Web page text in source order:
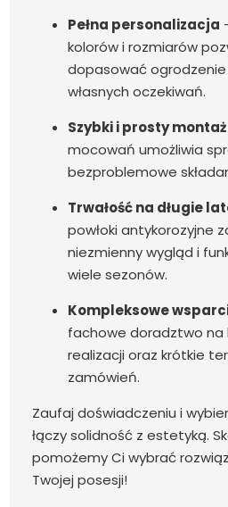
Pełna personalizacja
kolorów i rozmiarów
dopasować
własnych oczekiwań.
Szybki i prosty montaż
mocowań umożliwia
bezproblemowe
Trwałość na długie
powłoki antykorozyjne
niezmienny wygląd i
wiele sezonów.
Kompleksowe
fachowe doradztwo na
realizacji oraz krótkie
zamówień.
Zaufaj doświadczeniu i
łączy solidność z estetyką.
pomożemy Ci wybrać
Twojej posesji!